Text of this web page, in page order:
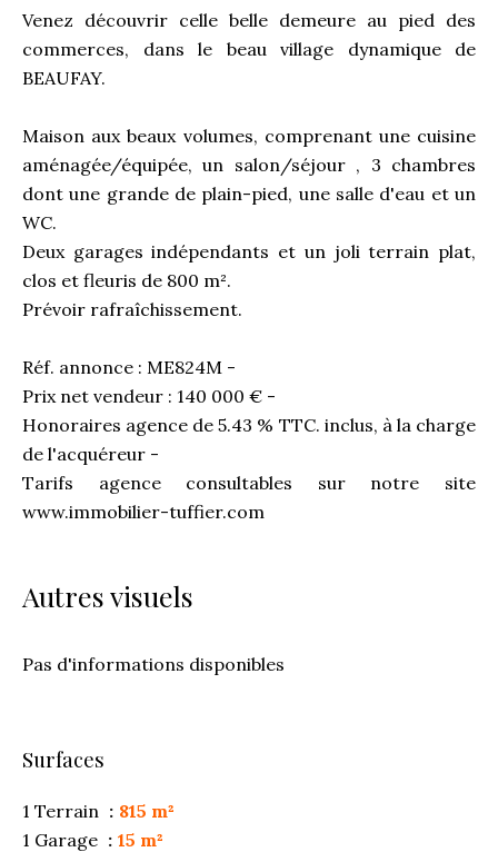
Venez découvrir celle belle demeure au pied des
commerces, dans le beau village dynamique de
BEAUFAY.
Maison aux beaux volumes, comprenant une cuisine
aménagée/équipée, un salon/séjour , 3 chambres
dont une grande de plain-pied, une salle d'eau et un
WC.
Deux garages indépendants et un joli terrain plat,
clos et fleuris de 800 m².
Prévoir rafraîchissement.
Réf. annonce : ME824M -
Prix net vendeur : 140 000 € -
Honoraires agence de 5.43 % TTC. inclus, à la charge
de l'acquéreur -
Tarifs agence consultables sur notre site
www.immobilier-tuffier.com
Autres visuels
Pas d'informations disponibles
Surfaces
1 Terrain
815 m²
1 Garage
15 m²